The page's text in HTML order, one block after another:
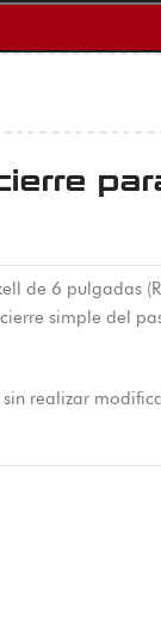
de 6 pulgadas
simple del
realizar